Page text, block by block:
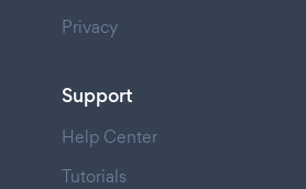
Privacy
Support
Help Center
Tutorials